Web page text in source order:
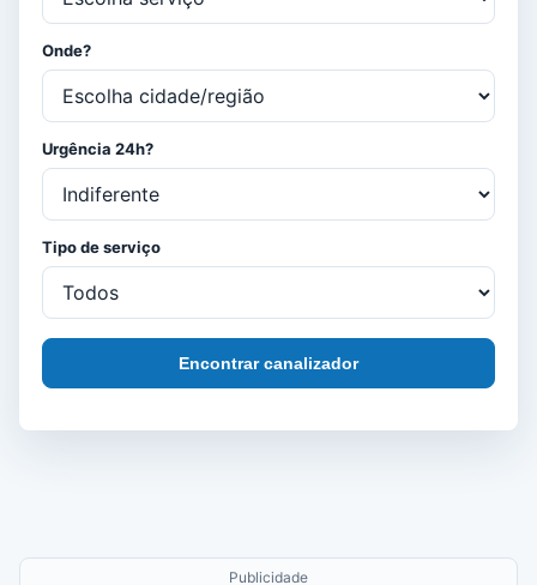
Onde?
Urgência 24h?
Tipo de serviço
Encontrar canalizador
Publicidade